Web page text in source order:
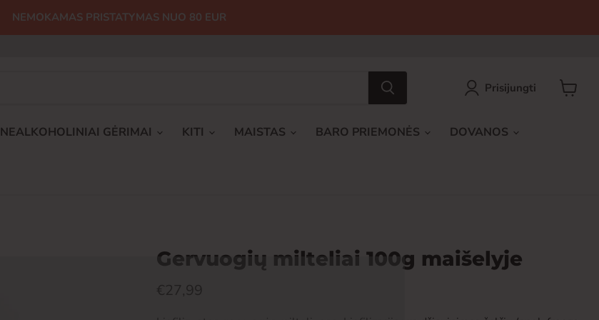
NEMOKAMAS PRISTATYMAS NUO 80 EUR
Prisijungti
NEALKOHOLINIAI GĖRIMAI KITI MAISTAS BARO PRIEMONĖS DOVANOS
Gervuogių milteliai 100g maišelyje
Dabartinė kaina
€27,99